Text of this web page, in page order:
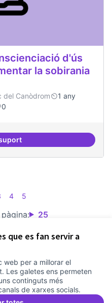
que es fan servir a
web per a millorar el
Les galetes ens permeten
continguts més
de xarxes socials.
d'ús
la sobirania
del Canòdrom
1 any
0
en la
25
4 5
language